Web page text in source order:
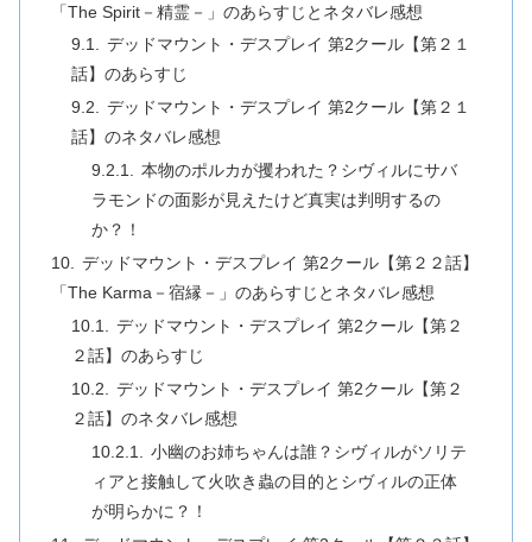
「The Spirit－精霊－」のあらすじとネタバレ感想
デッドマウント・デスプレイ 第2クール【第２１
話】のあらすじ
デッドマウント・デスプレイ 第2クール【第２１
話】のネタバレ感想
本物のポルカが攫われた？シヴィルにサバ
ラモンドの面影が見えたけど真実は判明するの
か？！
デッドマウント・デスプレイ 第2クール【第２２話】
「The Karma－宿縁－」のあらすじとネタバレ感想
デッドマウント・デスプレイ 第2クール【第２
２話】のあらすじ
デッドマウント・デスプレイ 第2クール【第２
２話】のネタバレ感想
小幽のお姉ちゃんは誰？シヴィルがソリテ
ィアと接触して火吹き蟲の目的とシヴィルの正体
が明らかに？！